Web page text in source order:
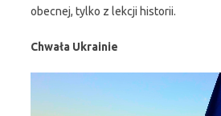
obecnej, tylko z lekcji historii.
Chwała Ukrainie